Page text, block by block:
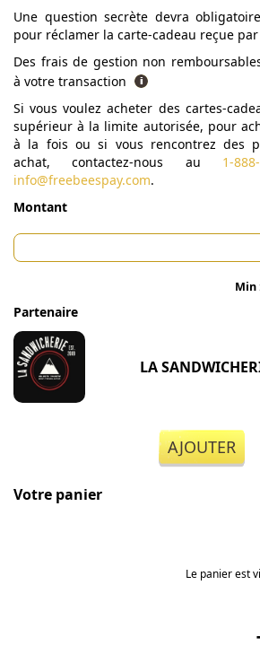
Une question secrète devra
pour réclamer la carte-cadeau reçue
Des frais de gestion non
à votre transaction
Si vous voulez acheter des cartes-
supérieur à la limite autorisée, pour
à la fois ou si vous rencontrez des
achat, contactez-nous au 1-
info@freebeespay.com.
Montant
Min
Partenaire
LA
AJOUTER
Votre panier
Le panier est